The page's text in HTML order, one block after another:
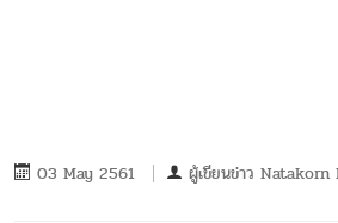
03 May 2561 ผู้เขียนข่าว Natakorn